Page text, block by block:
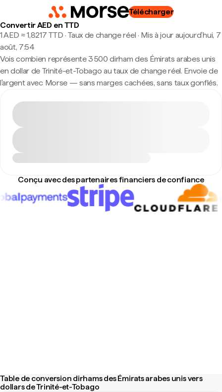
Télécharger
Convertir AED en TTD
1 AED ≈ 1,8217 TTD · Taux de change réel · Mis à jour aujourd’hui, 7
août, 7:54
Vois combien représente 3 500 dirham des Émirats arabes unis
en dollar de Trinité-et-Tobago au taux de change réel. Envoie de
l'argent avec Morse — sans marges cachées, sans taux gonflés.
Conçu avec des partenaires financiers de confiance
Table de conversion dirhams des Émirats arabes unis vers
dollars de Trinité-et-Tobago